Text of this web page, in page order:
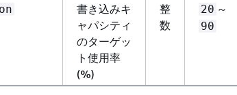
書き込みキ
ャパシティ
のターゲッ
ト使用率
(%)
整
数
20 ～
90